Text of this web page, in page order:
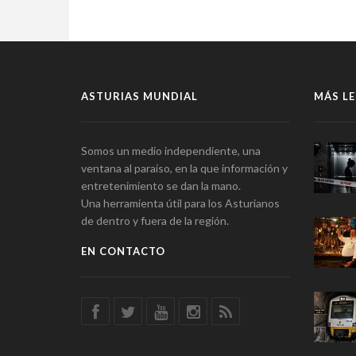
ASTURIAS MUNDIAL
Somos un medio independiente, una
ventana al paraíso, en la que información y
entretenimiento se dan la mano.
Una herramienta útil para los Asturianos
de dentro y fuera de la región.
EN CONTACTO
MÁS